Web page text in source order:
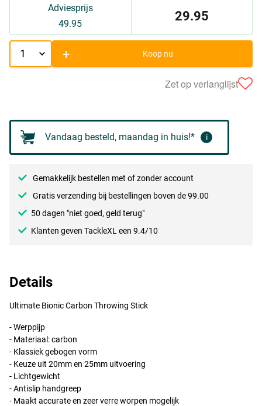
Adviesprijs
49.95
29.95
+ Koop nu
Zet op verlanglijst
Vandaag besteld, maandag in huis!* i
Gemakkelijk bestellen met of zonder account
Gratis verzending bij bestellingen boven de 99.00
50 dagen "niet goed, geld terug"
Klanten geven TackleXL een 9.4/10
Details
Ultimate Bionic Carbon Throwing Stick
- Werppijp
- Materiaal: carbon
- Klassiek gebogen vorm
- Keuze uit 20mm en 25mm uitvoering
- Lichtgewicht
- Antislip handgreep
- Maakt accurate en zeer verre worpen mogelijk